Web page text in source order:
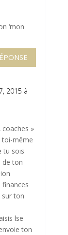
‘mon
2015 à
»
toi-même
tu sois
de ton
sur ton
lse
ton